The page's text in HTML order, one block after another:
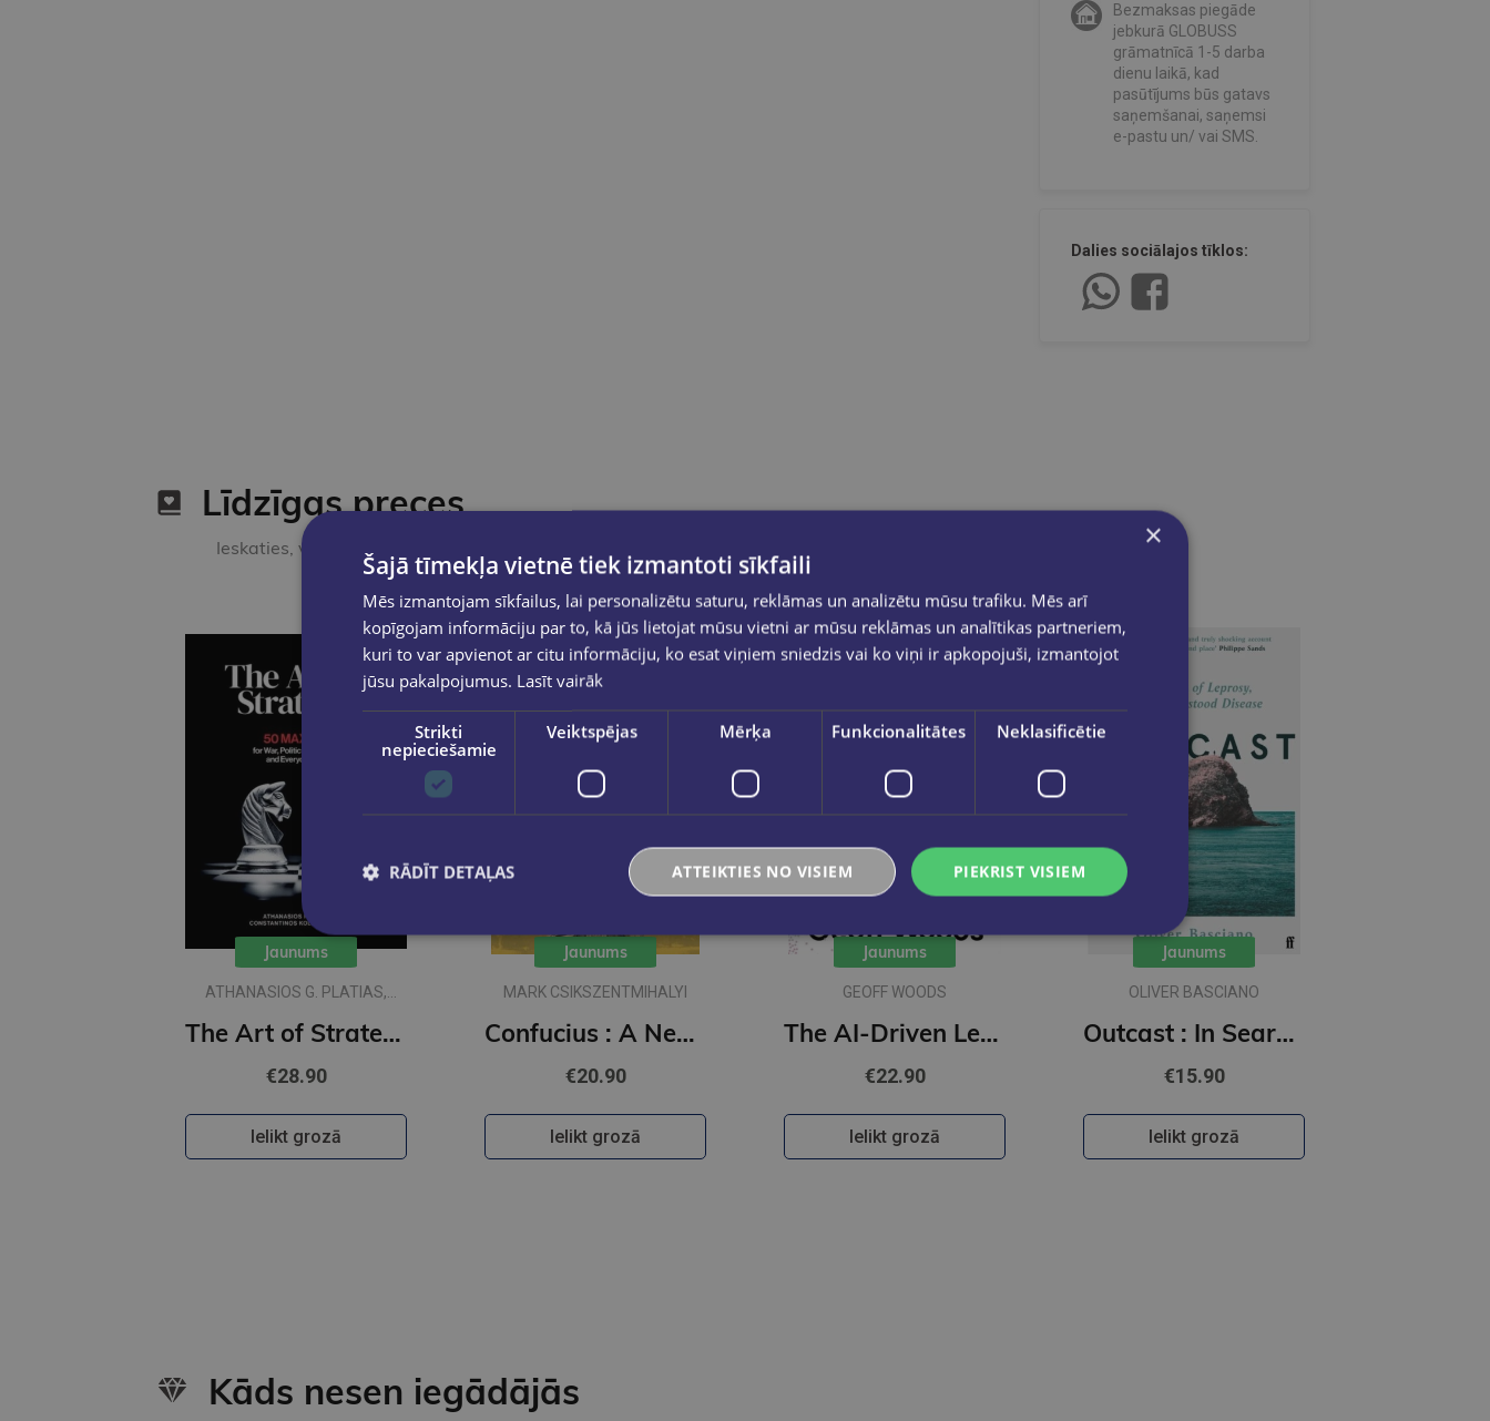
Bezmaksas piegāde
jebkurā GLOBUSS
grāmatnīcā 1-5 darba
dienu laikā, kad
pasūtījums būs gatavs
saņemšanai, saņemsi
e-pastu un/ vai SMS.
Dalies sociālajos tīklos:
Līdzīgas preces
Ieskaties, varbūt noder
Jaunums
ATHANASIOS G. PLATIAS,
The Art of Strategy : 50 Maxims for War, Politics, Business and Everyday Life
€28.90
Ielikt grozā
Jaunums
MARK CSIKSZENTMIHALYI
Confucius : A New Tradition
€20.90
Ielikt grozā
Jaunums
GEOFF WOODS
The AI-Driven Leader : Harnessing AI to Make Faster, Smarter Decisions
€22.90
Ielikt grozā
Jaunums
OLIVER BASCIANO
Outcast : In Search of Leprosy, a Misunderstood Disease
€15.90
Ielikt grozā
Kāds nesen iegādājās
×
Šajā tīmekļa vietnē tiek izmantoti sīkfaili
Mēs izmantojam sīkfailus, lai personalizētu saturu, reklāmas un analizētu mūsu trafiku. Mēs arī
kopīgojam informāciju par to, kā jūs lietojat mūsu vietni ar mūsu reklāmas un analītikas partneriem,
kuri to var apvienot ar citu informāciju, ko esat viņiem sniedzis vai ko viņi ir apkopojuši, izmantojot
jūsu pakalpojumus. Lasīt vairāk
Strikti
nepieciešamie
Veiktspējas Mērķa Funkcionalitātes Neklasificētie
PIEKRIST VISIEM
ATTEIKTIES NO VISIEM
RĀDĪT DETAĻAS